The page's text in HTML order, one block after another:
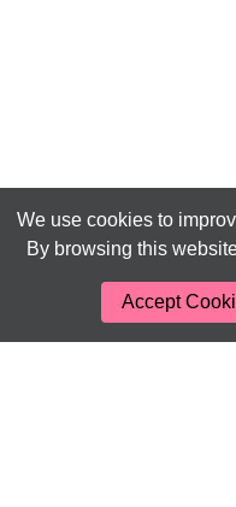
We use cookies to
By browsing this
Accept